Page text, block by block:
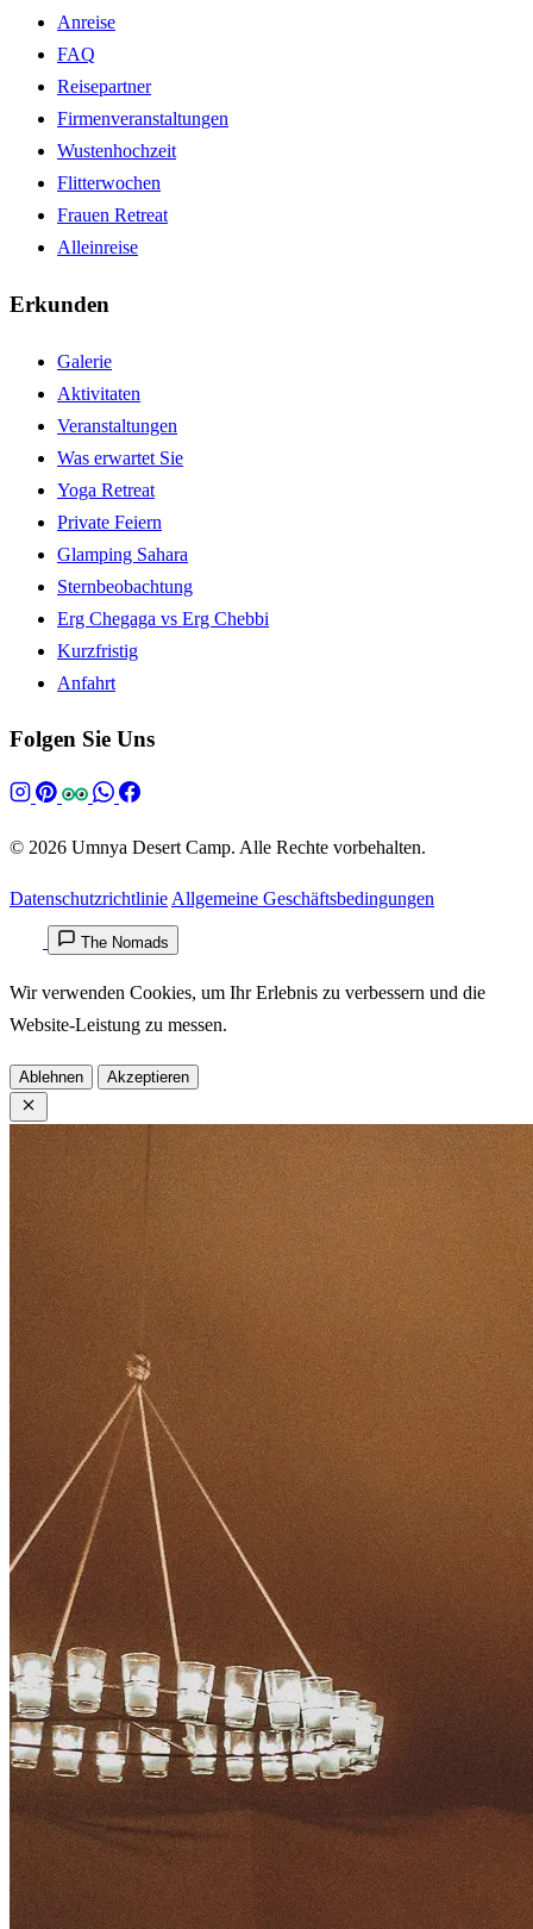
Anreise
FAQ
Reisepartner
Firmenveranstaltungen
Wustenhochzeit
Flitterwochen
Frauen Retreat
Alleinreise
Erkunden
Galerie
Aktivitaten
Veranstaltungen
Was erwartet Sie
Yoga Retreat
Private Feiern
Glamping Sahara
Sternbeobachtung
Erg Chegaga vs Erg Chebbi
Kurzfristig
Anfahrt
Folgen Sie Uns
© 2026 Umnya Desert Camp. Alle Rechte vorbehalten.
Datenschutzrichtlinie Allgemeine Geschäftsbedingungen
The Nomads
Wir verwenden Cookies, um Ihr Erlebnis zu verbessern und die
Website-Leistung zu messen.
Ablehnen Akzeptieren